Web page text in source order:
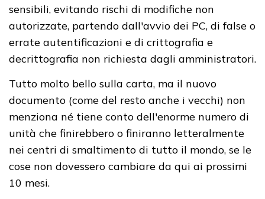
sensibili, evitando rischi di modifiche non
autorizzate, partendo dall'avvio dei PC, di false o
errate autentificazioni e di crittografia e
decrittografia non richiesta dagli amministratori.
Tutto molto bello sulla carta, ma il nuovo
documento (come del resto anche i vecchi) non
menziona né tiene conto dell'enorme numero di
unità che finirebbero o finiranno letteralmente
nei centri di smaltimento di tutto il mondo, se le
cose non dovessero cambiare da qui ai prossimi
10 mesi.